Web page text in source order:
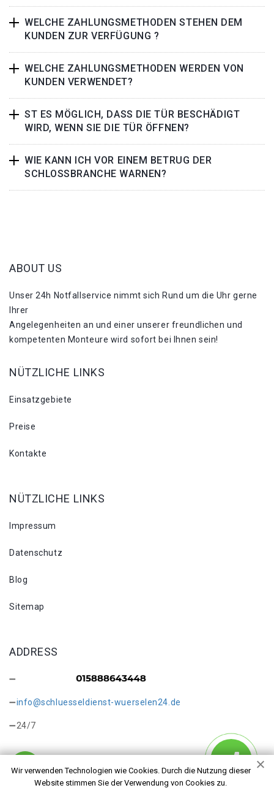
WELCHE ZAHLUNGSMETHODEN STEHEN DEM
KUNDEN ZUR VERFÜGUNG ?
WELCHE ZAHLUNGSMETHODEN WERDEN VON
KUNDEN VERWENDET?
ST ES MÖGLICH, DASS DIE TÜR BESCHÄDIGT
WIRD, WENN SIE DIE TÜR ÖFFNEN?
WIE KANN ICH VOR EINEM BETRUG DER
SCHLOSSBRANCHE WARNEN?
Wir verwenden Technologien wie Cookies. Durch die Nutzung dieser
Website stimmen Sie der Verwendung von Cookies zu.
ABOUT US
Unser 24h Notfallservice nimmt sich Rund um die Uhr gerne
Ihrer
Angelegenheiten an und einer unserer freundlichen und
kompetenten Monteure wird sofort bei Ihnen sein!
NÜTZLICHE LINKS
Einsatzgebiete
Preise
Kontakte
NÜTZLICHE LINKS
Impressum
Datenschutz
Blog
Sitemap
ADDRESS
info@schluesseldienst-wuerselen24.de
24/7